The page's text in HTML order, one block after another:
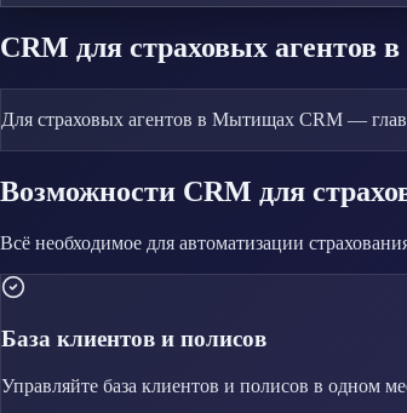
CRM для страховых агентов
Для страховых агентов в Мытищах CRM —
Возможности CRM для
Всё необходимое для автоматизации
База клиентов и полисов
Управляйте база клиентов и полисов в одном